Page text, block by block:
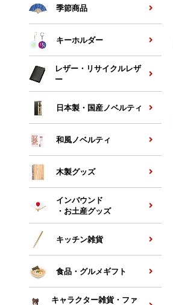
季節商品
キーホルダー
レザー・リサイクルレザ
ー
日本製・国産ノベルティ
和風ノベルティ
木製グッズ
インバウンド
・お土産グッズ
キッチン雑貨
食品・グルメギフト
キャラクター雑貨・ファ